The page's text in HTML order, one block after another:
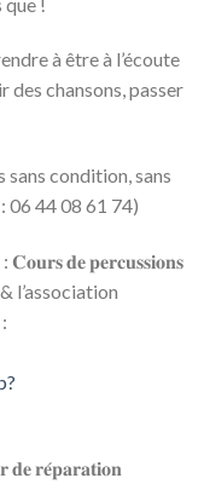
à être à l’écoute
des chansons, passer
condition, sans
06 44 08 61 74)
𝐝𝐞 𝐩𝐞𝐫𝐜𝐮𝐬𝐬𝐢𝐨𝐧𝐬
l’association
𝐫𝐞́𝐩𝐚𝐫𝐚𝐭𝐢𝐨𝐧